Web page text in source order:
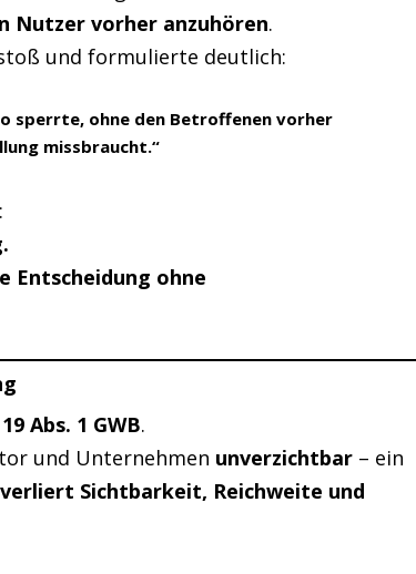
Nutzer vorher anzuhören.
und formulierte deutlich:
sperrte, ohne den Betroffenen vorher
missbraucht.“
Entscheidung ohne
Abs. 1 GWB.
und Unternehmen unverzichtbar – ein
verliert Sichtbarkeit, Reichweite und